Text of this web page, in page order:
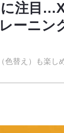
に注目
ーニン
替え）も楽し